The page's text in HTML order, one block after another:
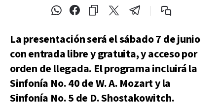
La presentación será el sábado 7 de junio
con entrada libre y gratuita, y acceso por
orden de llegada. El programa incluirá la
Sinfonía No. 40 de W. A. Mozart y la
Sinfonía No. 5 de D. Shostakowitch.